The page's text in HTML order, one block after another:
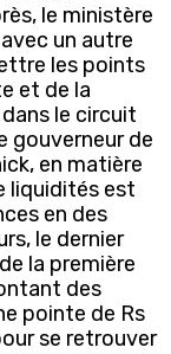
le ministère
un autre
les points
et de la
le circuit
gouverneur de
en matière
liquidités est
en des
le dernier
la première
des
pointe de Rs
se retrouver